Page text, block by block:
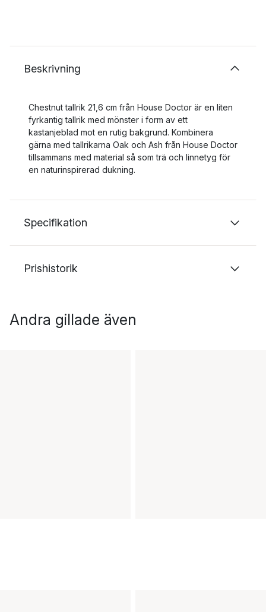
Beskrivning
Chestnut tallrik 21,6 cm från House Doctor är en liten
fyrkantig tallrik med mönster i form av ett
kastanjeblad mot en rutig bakgrund. Kombinera
gärna med tallrikarna Oak och Ash från House Doctor
tillsammans med material så som trä och linnetyg för
en naturinspirerad dukning.
Specifikation
Prishistorik
Andra gillade även